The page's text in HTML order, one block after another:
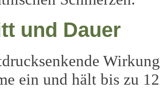
und Dauer
ein und hält bis zu